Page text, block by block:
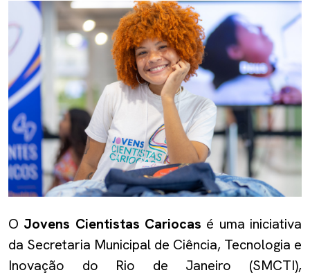
O Jovens Cientistas Cariocas é uma iniciativa
da Secretaria Municipal de Ciência, Tecnologia e
Inovação do Rio de Janeiro (SMCTI),